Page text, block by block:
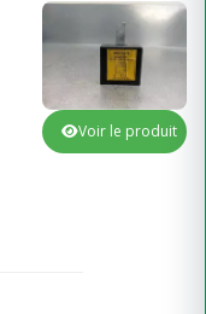
Voir le produit